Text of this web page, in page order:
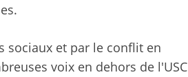
sociaux et par le conflit en
voix en dehors de l'USC